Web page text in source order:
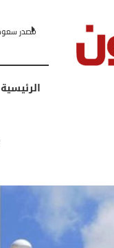
البابا:
الرئيسية